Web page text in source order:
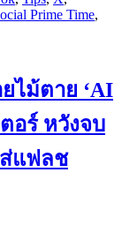
Prime Time,
ไม้ตาย ‘AI
อร์ หวังจบ
แฟลช